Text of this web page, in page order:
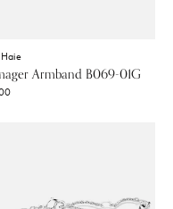
Armband B069-01G